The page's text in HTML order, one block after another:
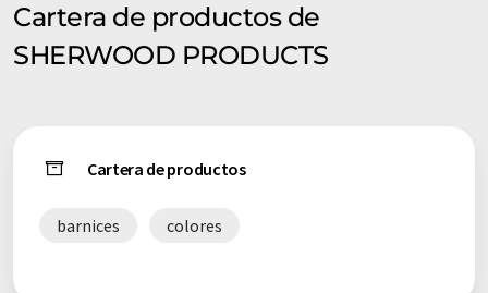
Cartera de productos de
SHERWOOD PRODUCTS
Cartera de productos
barnices colores